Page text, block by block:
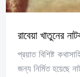
রাবেয়া খাতুনের
প্রয়াত বিশিষ্ট
জন্য নির্মিত হয়েছে